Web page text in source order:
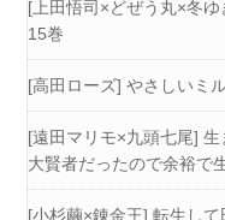
[上田悟司×どぜう丸×冬
15巻
[高田ローズ] やさしいミ
[遠田マリモ×九頭七尾]
大賢者だったので余裕で
[小杉繭×錬金王] 転生し